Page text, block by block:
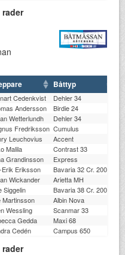
Båttyp
Cedenkvist Dehler 34
Andersson Birdie 24
Wetterlundh Dehler 34
Fredriksson Cumulus
Leuchovius Accent
Malila Contrast 33
Grandinsson Express
Erik Eriksson Bavaria 32 Cr. 2001-
Wickander Arietta MH
Siggelin Bavaria 38 Cr. 2005-
Martinsson Albin Nova
Wessling Scanmar 33
Gedda Maxi 68
Cedén Campus 650